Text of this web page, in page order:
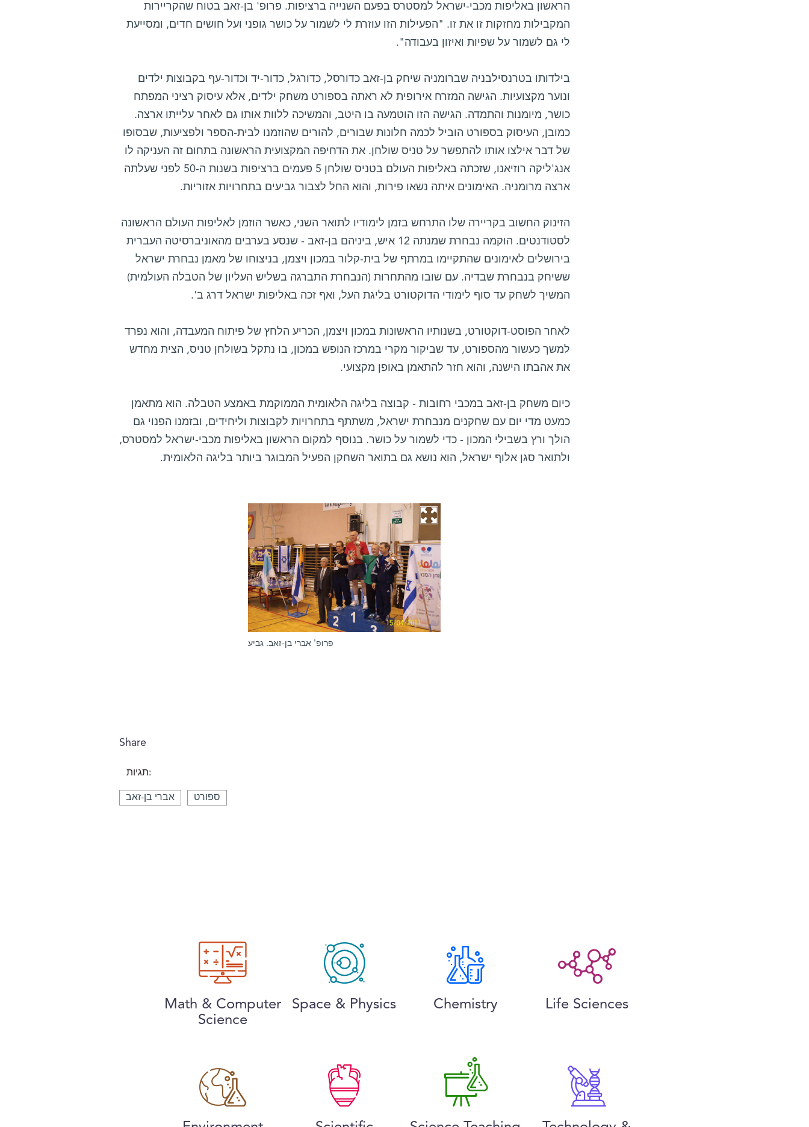
הראשון באליפות מכבי-ישראל למסטרס בפעם השנייה ברציפות. פרופ' בן-זאב בטוח שהקריירות
המקבילות מחזקות זו את זו. "הפעילות הזו עוזרת לי לשמור על כושר גופני ועל חושים חדים, ומסייעת
לי גם לשמור על שפיות ואיזון בעבודה".
בילדותו בטרנסילבניה שברומניה שיחק בן-זאב כדורסל, כדורגל, כדור-יד וכדור-עף בקבוצות ילדים
ונוער מקצועיות. הגישה המזרח אירופית לא ראתה בספורט משחק ילדים, אלא עיסוק רציני המפתח
כושר, מיומנות והתמדה. הגישה הזו הוטמעה בו היטב, והמשיכה ללוות אותו גם לאחר עלייתו ארצה.
כמובן, העיסוק בספורט הוביל לכמה חלונות שבורים, להורים שהוזמנו לבית-הספר ולפציעות, שבסופו
של דבר אילצו אותו להתפשר על טניס שולחן. את הדחיפה המקצועית הראשונה בתחום זה העניקה לו
אנג'ליקה רוזיאנו, שזכתה באליפות העולם בטניס שולחן 5 פעמים ברציפות בשנות ה-50 לפני שעלתה
ארצה מרומניה. האימונים איתה נשאו פירות, והוא החל לצבור גביעים בתחרויות אזוריות.
הזינוק החשוב בקריירה שלו התרחש בזמן לימודיו לתואר השני, כאשר הוזמן לאליפות העולם הראשונה
לסטודנטים. הוקמה נבחרת שמנתה 12 איש, ביניהם בן-זאב - שנסע בערבים מהאוניברסיטה העברית
בירושלים לאימונים שהתקיימו במרתף של בית-קלור במכון ויצמן, בניצוחו של מאמן נבחרת ישראל
ששיחק בנבחרת שבדיה. עם שובו מהתחרות (הנבחרת התברגה בשליש העליון של הטבלה העולמית)
המשיך לשחק עד סוף לימודי הדוקטורט בליגת העל, ואף זכה באליפות ישראל דרג ב'.
לאחר הפוסט-דוקטורט, בשנותיו הראשונות במכון ויצמן, הכריע הלחץ של פיתוח המעבדה, והוא נפרד
למשך כעשור מהספורט, עד שביקור מקרי במרכז הנופש במכון, בו נתקל בשולחן טניס, הצית מחדש
את אהבתו הישנה, והוא חזר להתאמן באופן מקצועי.
כיום משחק בן-זאב במכבי רחובות - קבוצה בליגה הלאומית הממוקמת באמצע הטבלה. הוא מתאמן
כמעט מדי יום עם שחקנים מנבחרת ישראל, משתתף בתחרויות לקבוצות וליחידים, ובזמנו הפנוי גם
הולך ורץ בשבילי המכון - כדי לשמור על כושר. בנוסף למקום הראשון באליפות מכבי-ישראל למסטרס,
ולתואר סגן אלוף ישראל, הוא נושא גם בתואר השחקן הפעיל המבוגר ביותר בליגה הלאומית.
פרופ' אברי בן-זאב. גביע
Share
תגיות:
אברי בן-זאב ספורט
Math & Computer
Science
Space & Physics Chemistry Life Sciences